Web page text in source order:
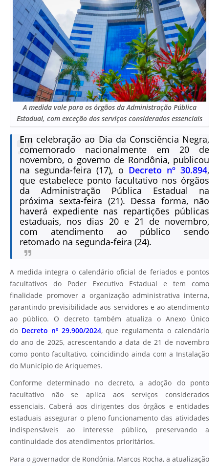
A medida vale para os órgãos da Administração Pública
Estadual, com exceção dos serviços considerados essenciais
Em celebração ao Dia da Consciência Negra,
comemorado nacionalmente em 20 de
novembro, o governo de Rondônia, publicou
na segunda-feira (17), o Decreto nº 30.894,
que estabelece ponto facultativo nos órgãos
da Administração Pública Estadual na
próxima sexta-feira (21). Dessa forma, não
haverá expediente nas repartições públicas
estaduais, nos dias 20 e 21 de novembro,
com atendimento ao público sendo
retomado na segunda-feira (24).
A medida integra o calendário oficial de feriados e pontos
facultativos do Poder Executivo Estadual e tem como
finalidade promover a organização administrativa interna,
garantindo previsibilidade aos servidores e ao atendimento
ao público. O decreto também atualiza o Anexo Único
do Decreto nº 29.900/2024, que regulamenta o calendário
do ano de 2025, acrescentando a data de 21 de novembro
como ponto facultativo, coincidindo ainda com a Instalação
do Município de Ariquemes.
Conforme determinado no decreto, a adoção do ponto
facultativo não se aplica aos serviços considerados
essenciais. Caberá aos dirigentes dos órgãos e entidades
estaduais assegurar o pleno funcionamento das atividades
indispensáveis ao interesse público, preservando a
continuidade dos atendimentos prioritários.
Para o governador de Rondônia, Marcos Rocha, a atualização